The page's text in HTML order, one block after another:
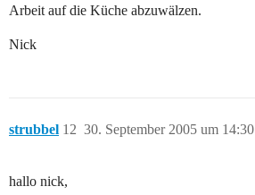
Arbeit auf die Küche abzuwälzen.
Nick
strubbel 30. September 2005 um 14:30
12
hallo nick,